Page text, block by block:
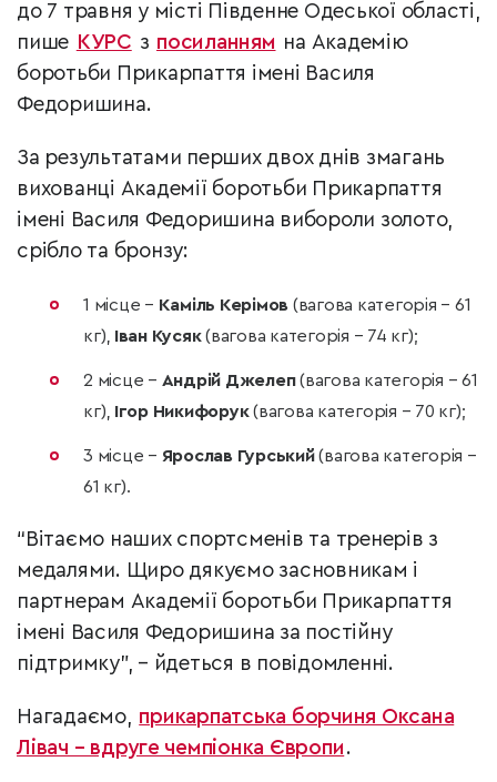
до 7 травня у місті Південне Одеської області,
пише КУРС з посиланням на Академію
боротьби Прикарпаття імені Василя
Федоришина.
За результатами перших двох днів змагань
вихованці Академії боротьби Прикарпаття
імені Василя Федоришина вибороли золото,
срібло та бронзу:
1 місце – Каміль Керімов (вагова категорія – 61
кг), Іван Кусяк(вагова категорія – 74 кг);
2 місце – Андрій Джелеп(вагова категорія – 61
кг), Ігор Никифорук(вагова категорія – 70 кг);
3 місце – Ярослав Гурський(вагова категорія –
61 кг).
“Вітаємо наших спортсменів та тренерів з
медалями. Щиро дякуємо засновникам і
партнерам Академії боротьби Прикарпаття
імені Василя Федоришина за постійну
підтримку”, – йдеться в повідомленні.
Нагадаємо, прикарпатська борчиня Оксана
Лівач – вдруге чемпіонка Європи .